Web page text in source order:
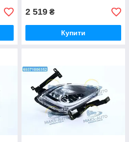
2 519 ₴
Купити